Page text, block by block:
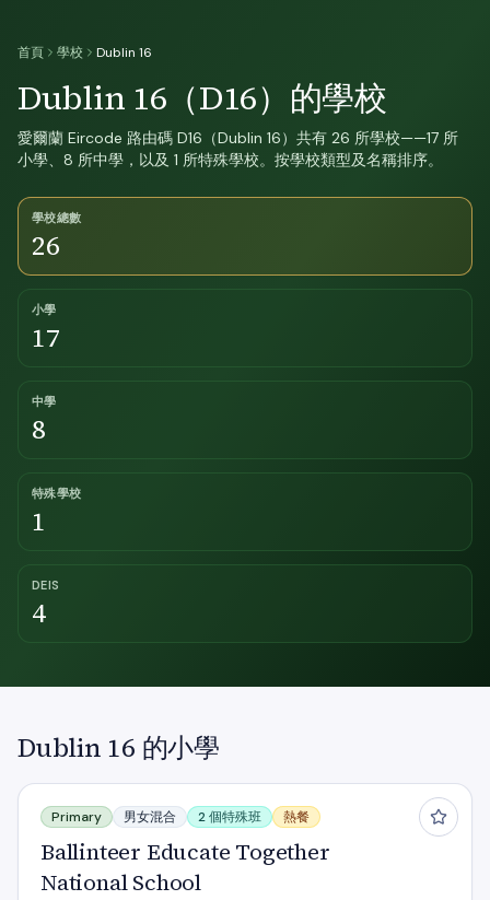
首頁 學校 Dublin 16
Dublin 16（D16）的學校
愛爾蘭 Eircode 路由碼 D16（Dublin 16）共有 26 所學校——17 所
小學、8 所中學，以及 1 所特殊學校。按學校類型及名稱排序。
學校總數
26
小學
17
中學
8
特殊學校
1
DEIS
4
Dublin 16 的小學
Ballinteer Educate Together National School
Primary 男女混合 2 個特殊班 熱餐
Ballinteer Educate Together
National School